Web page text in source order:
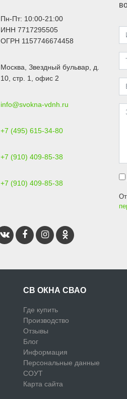
Пн-Пт: 10:00-21:00
ИНН 7717295505
ОГРН 1157746674458
Москва Звездный бульвар, д.
10, стр. 1
, офис 2
info@svokna-vdnh.ru
+7 (495) 615-34-80
+7 (910) 409-85-38
+7 (910) 409-85-38
СВ ОКНА СВАО
Где купить
Производство
Отзывы
Блог
Информация
Персональные данные
СОУТ
Карта сайта